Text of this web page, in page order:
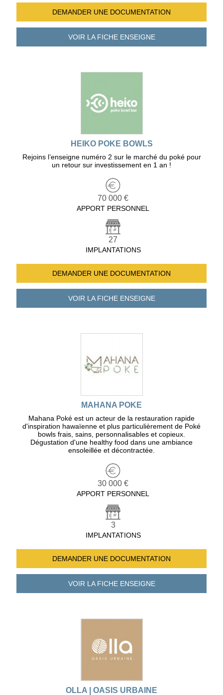
DEMANDER UNE DOCUMENTATION
VOIR LA FICHEENSEIGNE
HEIKO POKE BOWLS
Rejoins l’enseigne numéro 2 sur le marché du poké pour
un retour sur investissement en 1 an !
70 000 €
APPORT PERSONNEL
27
IMPLANTATIONS
DEMANDER UNE DOCUMENTATION
VOIR LA FICHEENSEIGNE
MAHANA POKE
Mahana Poké est un acteur de la restauration rapide
d'inspiration hawaïenne et plus particulièrement de Poké
bowls frais, sains, personnalisables et copieux.
Dégustation d'une healthy food dans une ambiance
ensoleillée et décontractée.
30 000 €
APPORT PERSONNEL
3
IMPLANTATIONS
DEMANDER UNE DOCUMENTATION
VOIR LA FICHEENSEIGNE
OLLA | OASIS URBAINE